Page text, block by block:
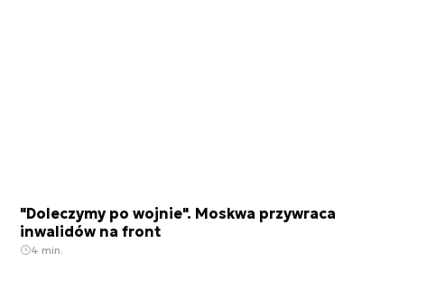
"Doleczymy po wojnie". Moskwa przywraca
inwalidów na front
4 min.